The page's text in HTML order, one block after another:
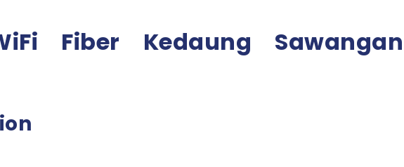
pasang instalasi WiFi di Kedaung?
pemasangan WiFi?
paket unlimited?
Kedaung Sawangan Depok Sekarang
Fiber Kedaung Sawangan